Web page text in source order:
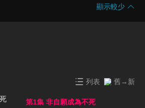
顯示較少
列表 舊→新
第1集 非自願成為不死